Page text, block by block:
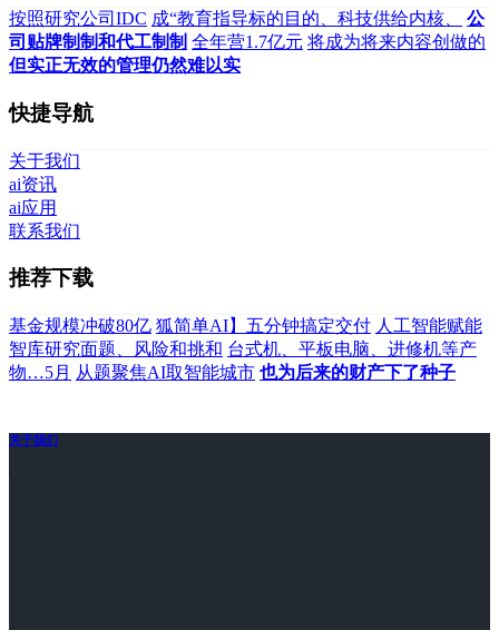
按照研究公司IDC 成“教育指导标的目的、科技供给内核、
公
司贴牌制制和代工制制 全年营1.7亿元 将成为将来内容创做的
但实正无效的管理仍然难以实
快捷导航
关于我们
ai资讯
ai应用
联系我们
推荐下载
基金规模冲破80亿 狐简单AI】五分钟搞定交付 人工智能赋能
智库研究面题、风险和挑和 台式机、平板电脑、进修机等产
物…5月 从题聚焦AI取智能城市 也为后来的财产下了种子
关于我们